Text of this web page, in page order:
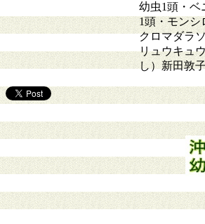
幼虫1頭・ベ
1頭・モンシ
クロマダラ
リュウキュ
し）新田敦